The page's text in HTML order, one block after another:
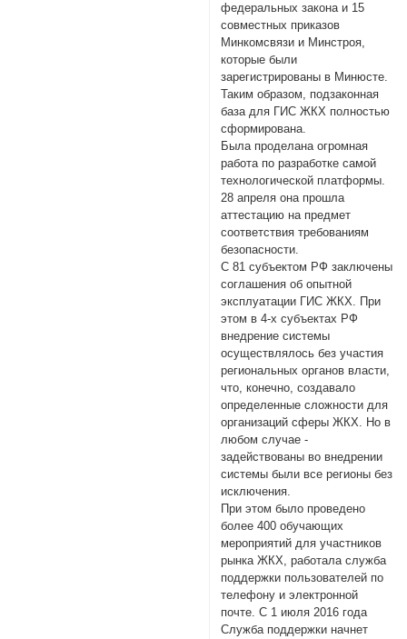
федеральных закона и 15
совместных приказов
Минкомсвязи и Минстроя,
которые были
зарегистрированы в Минюсте.
Таким образом, подзаконная
база для ГИС ЖКХ полностью
сформирована.
Была проделана огромная
работа по разработке самой
технологической платформы.
28 апреля она прошла
аттестацию на предмет
соответствия требованиям
безопасности.
С 81 субъектом РФ заключены
соглашения об опытной
эксплуатации ГИС ЖКХ. При
этом в 4-х субъектах РФ
внедрение системы
осуществлялось без участия
региональных органов власти,
что, конечно, создавало
определенные сложности для
организаций сферы ЖКХ. Но в
любом случае -
задействованы во внедрении
системы были все регионы без
исключения.
При этом было проведено
более 400 обучающих
мероприятий для участников
рынка ЖКХ, работала служба
поддержки пользователей по
телефону и электронной
почте. С 1 июля 2016 года
Служба поддержки начнет